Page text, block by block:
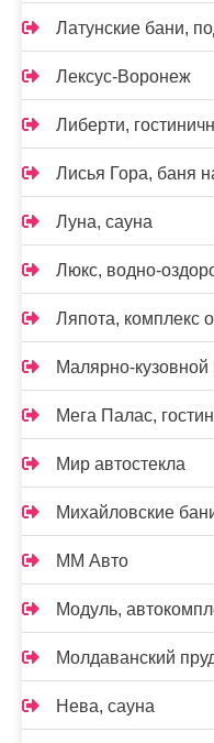
Латунские бани,
Лексус-Воронеж
Либерти,
Лисья Гора, баня
Луна, сауна
Люкс, водно-
Ляпота, комплекс
Малярно-
Мега Палас,
Мир автостекла
Михайловские
ММ Авто
Модуль,
Молдаванский
Нева, сауна